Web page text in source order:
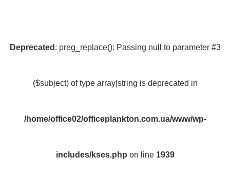
Deprecated : preg_replace(): Passing null to parameter #3
($subject) of type array|string is deprecated in
/home/office02/officeplankton.com.ua/www/wp-
includes/kses.php on line 1939